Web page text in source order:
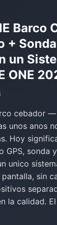
Barco
+
un
ONE
cebador
unos anos
Hoy
GPS, sonda
unico
sin
la calidad.